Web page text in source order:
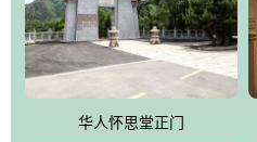
铺成的路面和台阶，洒落其间的花
气势宏伟、古朴端庄、别具一格。
术描绘的抽象派创意绘画，大环境
境的绘画中的河流、山川、彩云、
伴，与祖宗同眠，他（她）们的思
华人怀思堂正门